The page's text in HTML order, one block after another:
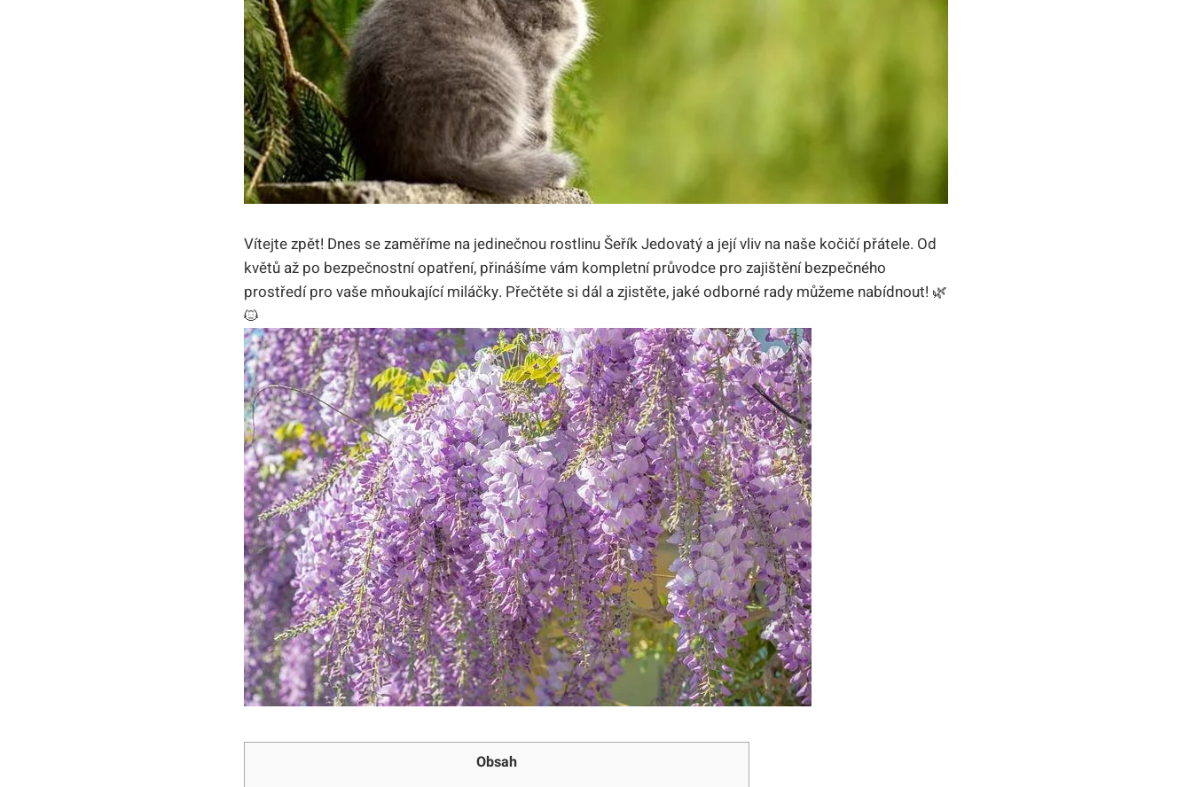
Vítejte zpět! Dnes se zaměříme na jedinečnou rostlinu Šeřík Jedovatý a její vliv na naše kočičí přátele. Od
květů až po bezpečnostní opatření, přinášíme vám kompletní průvodce pro zajištění bezpečného
prostředí pro vaše mňoukající miláčky. Přečtěte si dál a zjistěte, jaké odborné rady můžeme nabídnout! 🌿
🐱
Obsah